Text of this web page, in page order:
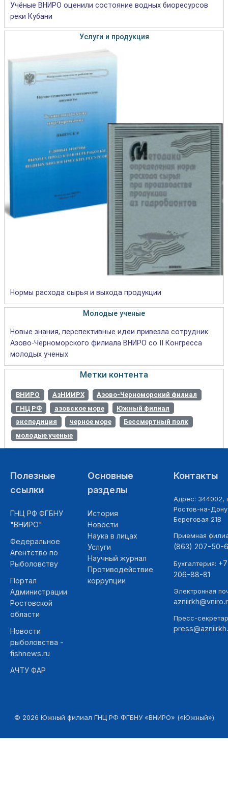
Учёные ВНИРО оценили состояние водных биоресурсов
реки Кубани
Услуги и продукция
Нормы расхода сырья и выхода продукции
Молодые ученые
Новые знания, перспективные идеи привезла сотрудник
Азово-Черноморского филиала ВНИРО со II Конгресса
молодых ученых
Метки контента
ВНИРО АзНИИРХ
Азово-Черноморский филиал
ГНЦ РФ
азовское море
Южный филиал
экспедиция
черное море
Бессмертный полк
молодые ученые
Полезные
ссылки
ГНЦ РФ ФГБНУ
"ВНИРО"
Федеральное
Агентство по
Рыболовству
Портал
Администрации
Ростовской
области
Новости
рыболовства -
fishnews.ru
АЧТУ ФАР
Основные
разделы
История
Новости
Наука в лицах
Услуги
Научный журнал
Противодействие
коррупции
Контакты
Адрес: 344002,
Ростов-на-
Береговая 21В
Приемная
(863) 207-50-
Бухгалтерия:
206-88-81
Электронная
Пресс-
© 2026 Южный филиал ГНЦ РФ ФГБНУ «ВНИРО» («Южный»)